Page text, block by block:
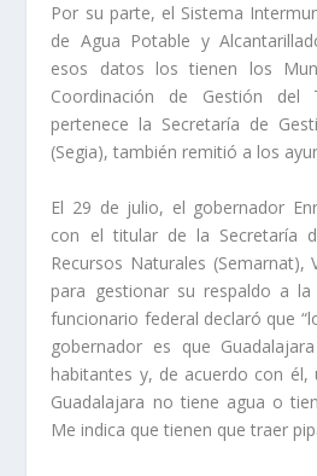
Por su parte, el Sistema
de Agua Potable y
esos datos los tienen los
Coordinación de Gestión
pertenece la Secretaría de
(Segia), también remitió a los
El 29 de julio, el gobernador
con el titular de la Secretaría
Recursos Naturales (Semarnat),
para gestionar su respaldo a la
funcionario federal declaró que
gobernador es que
habitantes y, de acuerdo con
Guadalajara no tiene agua o
Me indica que tienen que traer